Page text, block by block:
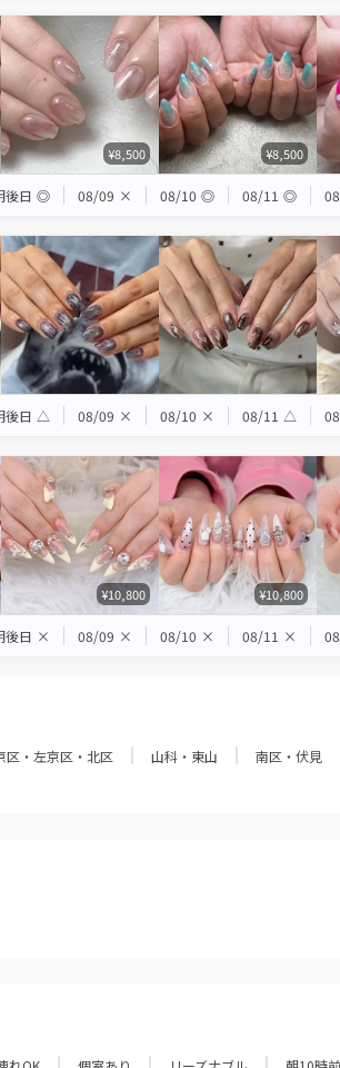
¥8,500 ¥8,500
後日 ◎ 08/09 × 08/10 ◎ 08/11 ◎
後日 △ 08/09 × 08/10 × 08/11 △
¥10,800 ¥10,800
後日 × 08/09 × 08/10 × 08/11 ×
区・左京区・北区 山科・東山
南区・伏見